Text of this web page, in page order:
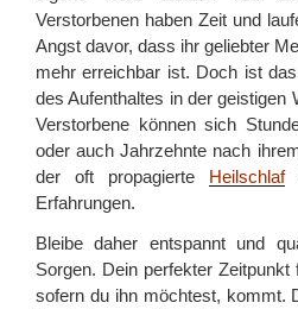
Verstorbenen haben Zeit und
Angst davor, dass ihr geliebter
mehr erreichbar ist. Doch ist
des Aufenthaltes in der geistigen
Verstorbene können sich
oder auch Jahrzehnte nach
der oft propagierte Heilschlaf
Erfahrungen.
Bleibe daher entspannt und
Sorgen. Dein perfekter
sofern du ihn möchtest, kommt.